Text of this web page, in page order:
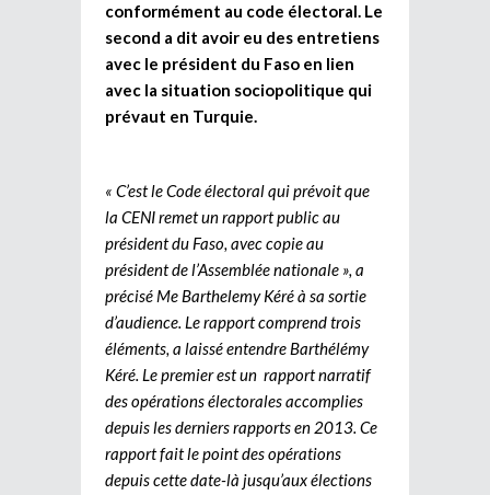
conformément au code électoral. Le
second a dit avoir eu des entretiens
avec le président du Faso en lien
avec la situation sociopolitique qui
prévaut en Turquie.
« C’est le Code électoral qui prévoit que
la CENI remet un rapport public au
président du Faso, avec copie au
président de l’Assemblée nationale », a
précisé Me Barthelemy Kéré à sa sortie
d’audience. Le rapport comprend trois
éléments, a laissé entendre Barthélémy
Kéré. Le premier est un rapport narratif
des opérations électorales accomplies
depuis les derniers rapports en 2013. Ce
rapport fait le point des opérations
depuis cette date-là jusqu’aux élections